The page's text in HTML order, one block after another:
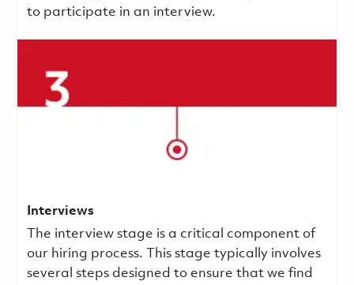
to participate in an interview.
Interviews
The interview stage is a critical component of
our hiring process. This stage typically involves
several steps designed to ensure that we find